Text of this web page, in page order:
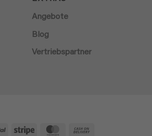
Angebote
Blog
Vertriebspartner
PayPal Stripe MasterCard